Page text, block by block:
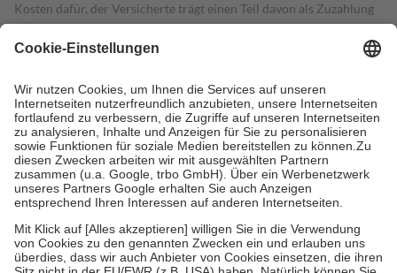
Kosten dafür, der Versicherte trägt einen Teil davon als Zuzahlung
mit.
Grundsätzlich leisten Mitglieder Zuzahlungen in Höhe von zehn
höchstens zehn Euro.
Es sind jedoch nie mehr als die tatsächlichen
Kosten der Leistung zu entrichten.
Diese Regeln gelten grundsätzlich auch für Online-Apotheken.
Bei Heilmitteln und häuslicher Krankenpflege beträgt die
Zuzahlung zehn Prozent der Kosten sowie zehn Euro je
Verordnung.
Um das Engagement der Versicherten für ihre eigene Gesundheit zu
stärken und die besondere Stellung der Familie zu unterstützen,
fallenkeine Zuzahlungenan bei:
• Kindern und Jugendlichen bis zum vollendeten 18. Lebensjahr
mit Ausnahme der Fahrkosten